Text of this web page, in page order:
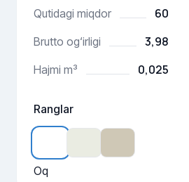
Qutidagi miqdor 60
Brutto og‘irligi 3,98
Hajmi m³ 0,025
Ranglar
Oq